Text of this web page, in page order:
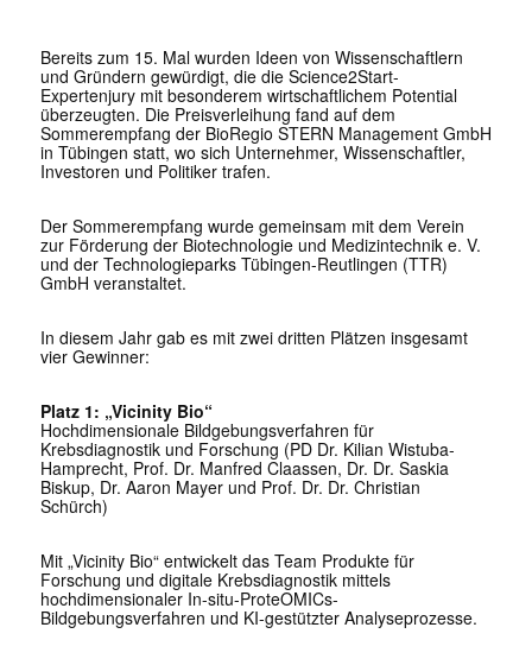
Bereits zum 15. Mal wurden Ideen von Wissenschaftlern
und Gründern gewürdigt, die die Science2Start-
Expertenjury mit besonderem wirtschaftlichem Potential
überzeugten. Die Preisverleihung fand auf dem
Sommerempfang der BioRegio STERN Management GmbH
in Tübingen statt, wo sich Unternehmer, Wissenschaftler,
Investoren und Politiker trafen.
Der Sommerempfang wurde gemeinsam mit dem Verein
zur Förderung der Biotechnologie und Medizintechnik e. V.
und der Technologieparks Tübingen-Reutlingen (TTR)
GmbH veranstaltet.
In diesem Jahr gab es mit zwei dritten Plätzen insgesamt
vier Gewinner:
Platz 1: „Vicinity Bio“
Hochdimensionale Bildgebungsverfahren für
Krebsdiagnostik und Forschung (PD Dr. Kilian Wistuba-
Hamprecht, Prof. Dr. Manfred Claassen, Dr. Dr. Saskia
Biskup, Dr. Aaron Mayer und Prof. Dr. Dr. Christian
Schürch)
Mit „Vicinity Bio“ entwickelt das Team Produkte für
Forschung und digitale Krebsdiagnostik mittels
hochdimensionaler In-situ-ProteOMICs-
Bildgebungsverfahren und KI-gestützter Analyseprozesse.